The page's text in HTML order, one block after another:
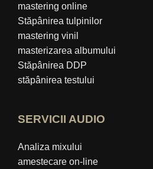
mastering online
Stăpânirea tulpinilor
mastering vinil
masterizarea albumului
Stăpânirea DDP
stăpânirea testului
SERVICII AUDIO
Analiza mixului
amestecare on-line